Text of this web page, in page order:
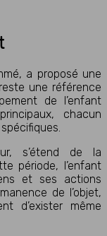
a proposé une
une référence
de l’enfant
chacun
s’étend de la
période, l’enfant
et ses actions
de l’objet,
d’exister même